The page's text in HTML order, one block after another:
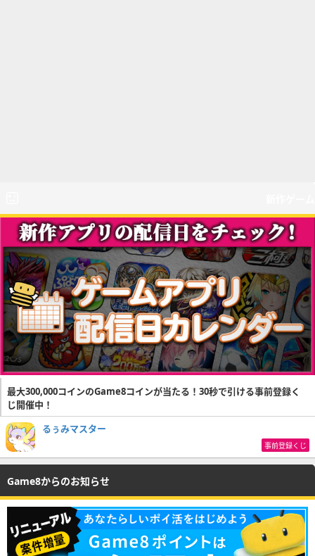
最大300,000コインのGame8コインが当たる！30秒で引ける事前登録く
じ開催中！
るぅみマスター
事前登録くじ
Game8からのお知らせ